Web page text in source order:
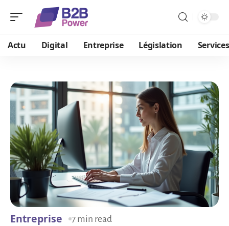
Actu Digital Entreprise Législation Services
Entreprise 7 min read